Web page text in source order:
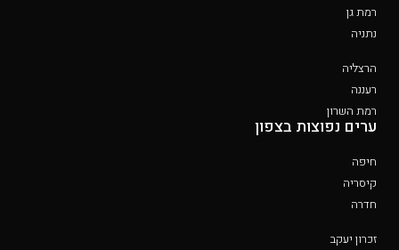
רמת גן
נתניה
הרצליה
רעננה
רמת השרון
ערים נפוצות בצפון
חיפה
קיסריה
חדרה
זכרון יעקב